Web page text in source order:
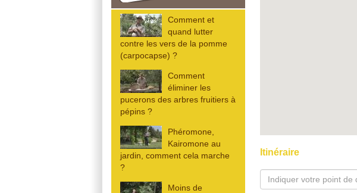
Comment et
quand lutter
contre les vers de la pomme
(carpocapse) ?
Comment
éliminer les
pucerons des arbres fruitiers à
pépins ?
Phéromone,
Kairomone au
jardin, comment cela marche
?
Moins de
Itinéraire